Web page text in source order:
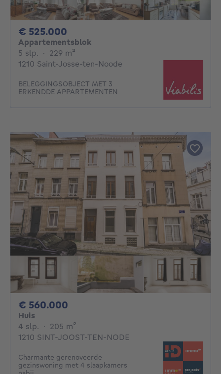
€ 525.000
Appartementsblok
5 slp. 5 slaapkamers
· 229 m²
1210 Saint-Josse-ten-Noode
BELEGGINGSOBJECT MET 3
ERKENDDE APPARTEMENTEN
€ 560.000
Huis
4 slp. 4 slaapkamers
· 205 m²
1210 SINT-JOOST-TEN-NODE
Charmante gerenoveerde
gezinswoning met 4 slaapkamers